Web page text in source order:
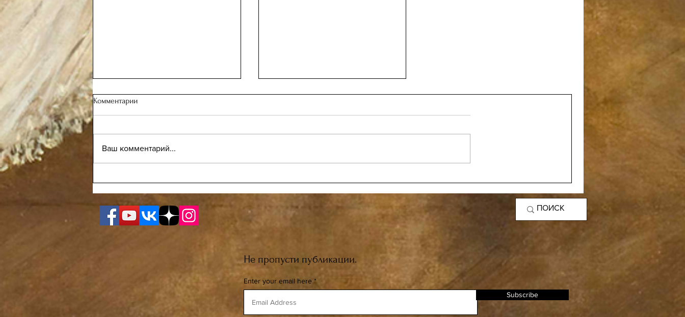
посвященное винам Германии.
Почётным гостем клуба стал
Посол Германии в РФ граф
Александр фон Ламбздорфф
Комментарии
Ваш комментарий...
Не пропусти публикации.
Enter your email here
Subscribe